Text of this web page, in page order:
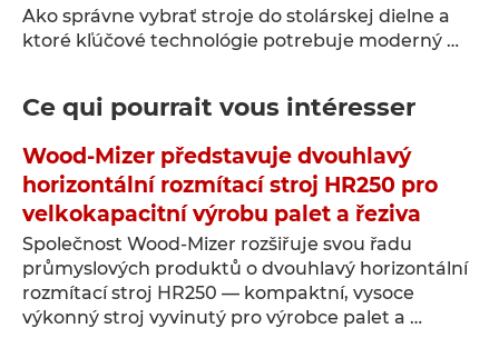
Ako správne vybrať stroje do stolárskej dielne a
ktoré kľúčové technológie potrebuje moderný …
Ce qui pourrait vous intéresser
Wood-Mizer představuje dvouhlavý
horizontální rozmítací stroj HR250 pro
velkokapacitní výrobu palet a řeziva
Společnost Wood-Mizer rozšiřuje svou řadu
průmyslových produktů o dvouhlavý horizontální
rozmítací stroj HR250 — kompaktní, vysoce
výkonný stroj vyvinutý pro výrobce palet a …